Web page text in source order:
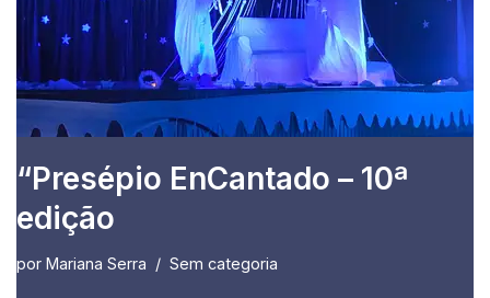
“Presépio EnCantado – 10ª
edição
por Mariana Serra Sem categoria